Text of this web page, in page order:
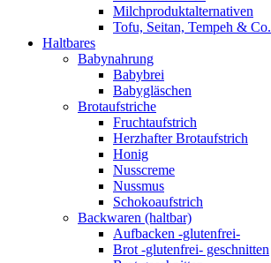
Milchproduktalternativen
Tofu, Seitan, Tempeh & Co.
Haltbares
Babynahrung
Babybrei
Babygläschen
Brotaufstriche
Fruchtaufstrich
Herzhafter Brotaufstrich
Honig
Nusscreme
Nussmus
Schokoaufstrich
Backwaren (haltbar)
Aufbacken -glutenfrei-
Brot -glutenfrei- geschnitten